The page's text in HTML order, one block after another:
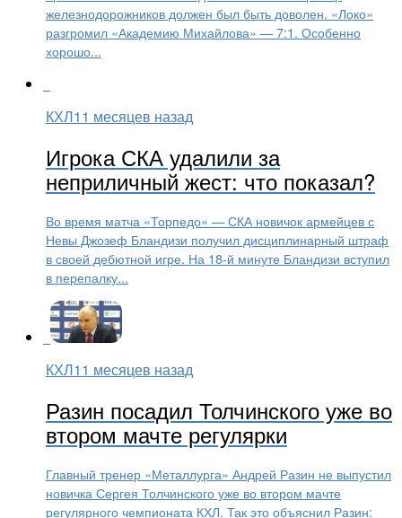
железнодорожников должен был быть доволен. «Локо»
разгромил «Академию Михайлова» — 7:1. Особенно
хорошо...
КХЛ11 месяцев назад
Игрока СКА удалили за
неприличный жест: что показал?
Во время матча «Торпедо» — СКА новичок армейцев с
Невы Джозеф Бландизи получил дисциплинарный штраф
в своей дебютной игре. На 18-й минуте Бландизи вступил
в перепалку...
КХЛ11 месяцев назад
Разин посадил Толчинского уже во
втором мачте регулярки
Главный тренер «Металлурга» Андрей Разин не выпустил
новичка Сергея Толчинского уже во втором мачте
регулярного чемпионата КХЛ. Так это объяснил Разин: